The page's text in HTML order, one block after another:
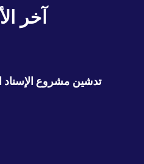
آخر
تدشين مشروع الإسناد